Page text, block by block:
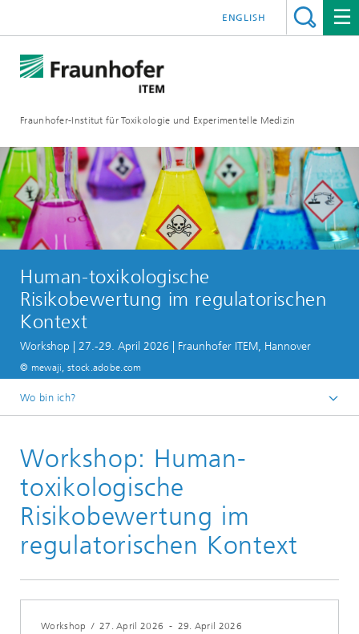
Fraunhofer-Institut für Toxikologie und Experimentelle Medizin
ENGLISH
Human-toxikologische
Risikobewertung im regulatorischen
Kontext
Workshop | 27.-29. April 2026 | Fraunhofer ITEM, Hannover
© mewaji, stock.adobe.com
Wo bin ich?
Veranstaltungen
Workshop: Human-
toxikologische
Risikobewertung im
regulatorischen Kontext
Workshop / 27. April 2026 - 29. April 2026